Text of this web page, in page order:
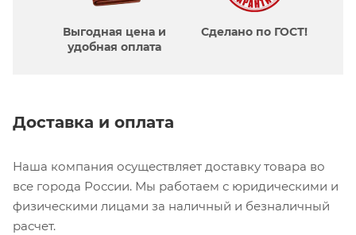
Выгодная цена и
удобная оплата
Сделано по ГОСТ!
Доставка и оплата
Наша компания осуществляет доставку товара во
все города России. Мы работаем с юридическими и
физическими лицами за наличный и безналичный
расчет.